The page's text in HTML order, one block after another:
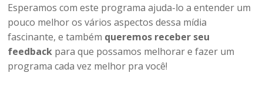
Esperamos com este programa ajuda-lo a entender um
pouco melhor os vários aspectos dessa mídia
fascinante, e também queremos receber seu
feedback para que possamos melhorar e fazer um
programa cada vez melhor pra você!